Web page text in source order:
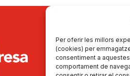
Per oferir les millors
(cookies) per
consentiment a
comportament de
Actualitat